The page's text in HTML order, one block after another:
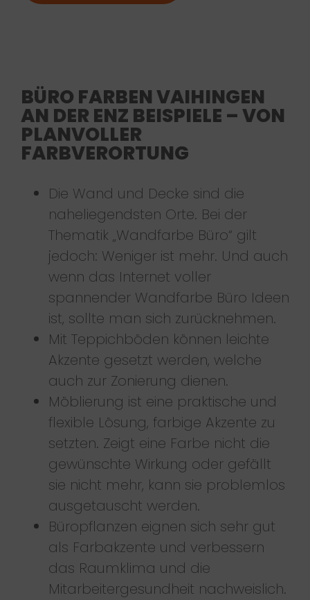
BÜRO FARBEN VAIHINGEN
AN DER ENZ BEISPIELE – VON
PLANVOLLER
FARBVERORTUNG
Die Wand und Decke sind die
naheliegendsten Orte. Bei der
Thematik „Wandfarbe Büro“ gilt
jedoch: Weniger ist mehr. Und auch
wenn das Internet voller
spannender Wandfarbe Büro Ideen
ist, sollte man sich zurücknehmen.
Mit Teppichböden können leichte
Akzente gesetzt werden, welche
auch zur Zonierung dienen.
Möblierung ist eine praktische und
flexible Lösung, farbige Akzente zu
setzten. Zeigt eine Farbe nicht die
gewünschte Wirkung oder gefällt
sie nicht mehr, kann sie problemlos
ausgetauscht werden.
Büropflanzen eignen sich sehr gut
als Farbakzente und verbessern
das Raumklima und die
Mitarbeitergesundheit nachweislich.